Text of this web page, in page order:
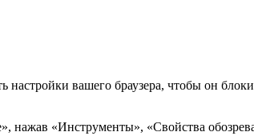
вашего браузера, чтобы он
нажав «Инструменты», «Свойства